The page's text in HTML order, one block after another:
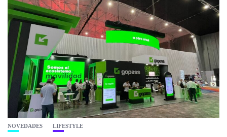
NOVEDADES LIFESTYLE